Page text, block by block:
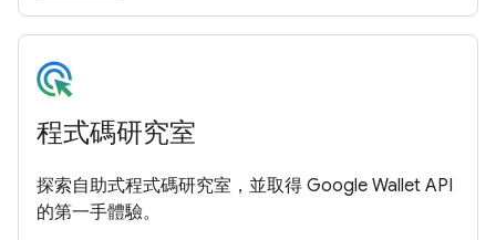
程式碼研究室
探索自助式程式碼研究室，並取得 Google Wallet API
的第一手體驗。